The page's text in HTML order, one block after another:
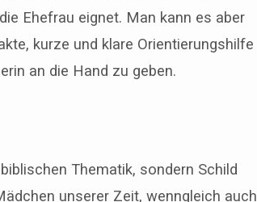
Ehefrau eignet. Man kann es aber
kurze und klare Orientierungshilfe
an die Hand zu geben.
Thematik, sondern Schild
unserer Zeit, wenngleich auch